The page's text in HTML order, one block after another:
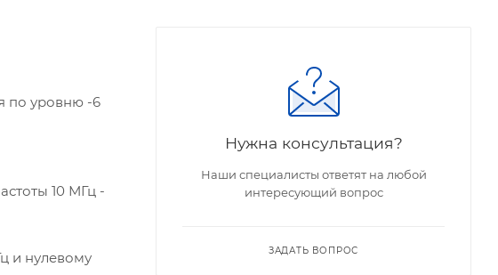
по уровню -6
10 МГц -
и нулевому
Нужна консультация?
Наши специалисты ответят на любой
интересующий вопрос
ЗАДАТЬ ВОПРОС